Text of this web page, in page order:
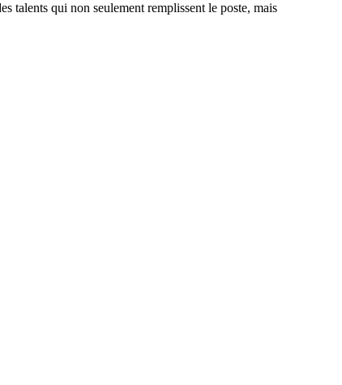
talents qui non seulement remplissent le poste, mais